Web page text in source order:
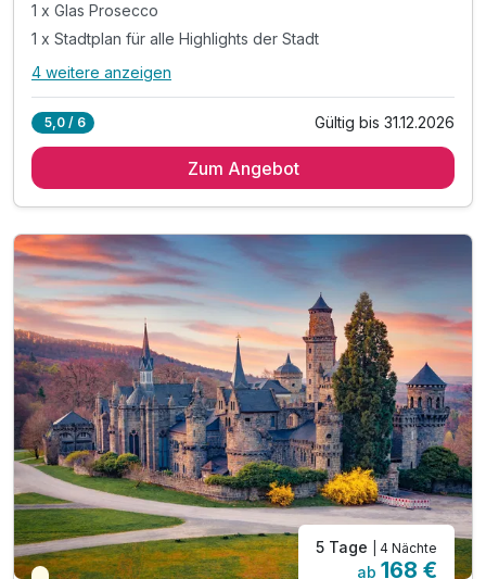
1 x Glas Prosecco
1 x Stadtplan für alle Highlights der Stadt
Alle Inklusivleistungen
3 x reichhaltiges Frühstück vom Buffet
inkl. Billard spielen in der penta Lounge
inkl. Late check-out 15 Uhr (nach Verfügbarkeit)
inkl. Nutzung des Fitnessbereiches
inkl. Wlan Nutzung
4 weitere anzeigen
5,0 / 6 Gültig bis 31.12.2026
Zum Angebot
5 Tage | 4 Nächte
ab 168 €